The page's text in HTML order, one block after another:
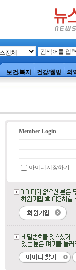
보건/복지 건강/웰빙 의
Member Login
아이디저장하기